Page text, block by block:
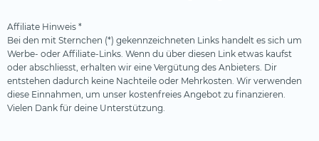
Affiliate Hinweis *
Bei den mit Sternchen (*) gekennzeichneten Links handelt es sich um
Werbe- oder Affiliate-Links. Wenn du über diesen Link etwas kaufst
oder abschliesst, erhalten wir eine Vergütung des Anbieters. Dir
entstehen dadurch keine Nachteile oder Mehrkosten. Wir verwenden
diese Einnahmen, um unser kostenfreies Angebot zu finanzieren.
Vielen Dank für deine Unterstützung.